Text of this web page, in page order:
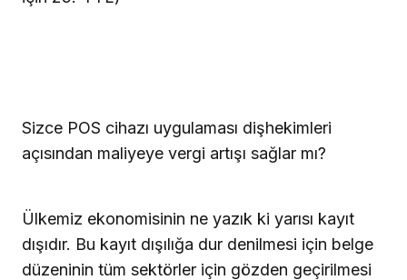
Sizce POS cihazı uygulaması dişhekimleri
açısından maliyeye vergi artışı sağlar mı?
Ülkemiz ekonomisinin ne yazık ki yarısı kayıt
dışıdır. Bu kayıt dışılığa dur denilmesi için belge
düzeninin tüm sektörler için gözden geçirilmesi